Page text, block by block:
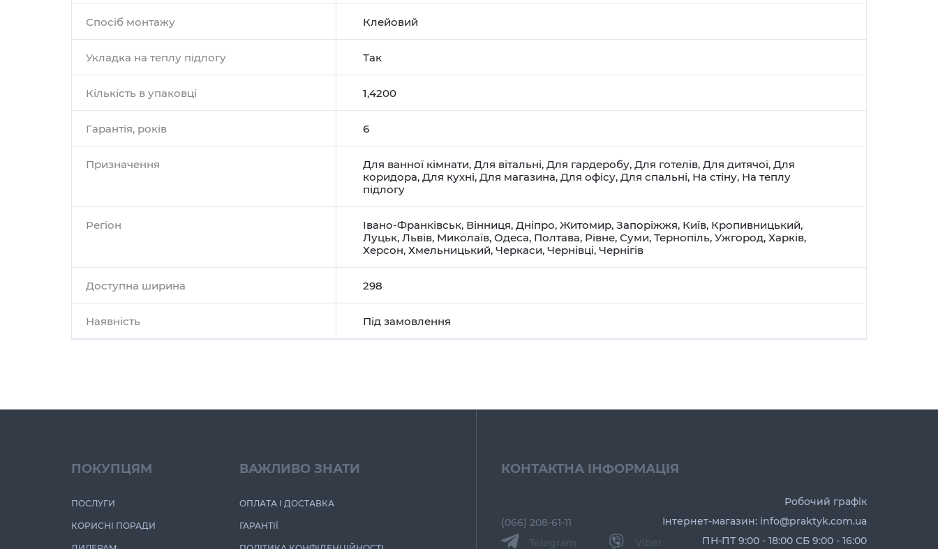
Спосіб монтажу Клейовий
Укладка на теплу підлогу Так
Кількість в упаковці 1,4200
Гарантія, років 6
Призначення Для ванної кімнати, Для вітальні, Для гардеробу, Для готелів, Для дитячої, Для
коридора, Для кухні, Для магазина, Для офісу, Для спальні, На стіну, На теплу
підлогу
Регіон Івано-Франківськ, Вінниця, Дніпро, Житомир, Запоріжжя, Київ, Кропивницький,
Луцьк, Львів, Миколаїв, Одеса, Полтава, Рівне, Суми, Тернопіль, Ужгород, Харків,
Херсон, Хмельницький, Черкаси, Чернівці, Чернігів
Доступна ширина 298
Наявність Під замовлення
ПОКУПЦЯМ
ПОСЛУГИ
КОРИСНІ ПОРАДИ
ВАЖЛИВО ЗНАТИ
ОПЛАТА І ДОСТАВКА
ГАРАНТІЇ
КОНТАКТНА ІНФОРМАЦІЯ
(066) 208-61-11
Telegram
Viber
Робочий графік
Інтернет-магазин: info@praktyk.com.ua
ПН-ПТ 9:00 - 18:00 СБ 9:00 - 16:00